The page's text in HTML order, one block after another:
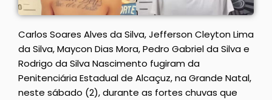
Carlos Soares Alves da Silva, Jefferson Cleyton Lima
da Silva, Maycon Dias Mora, Pedro Gabriel da Silva e
Rodrigo da Silva Nascimento fugiram da
Penitenciária Estadual de Alcaçuz, na Grande Natal,
neste sábado (2), durante as fortes chuvas que